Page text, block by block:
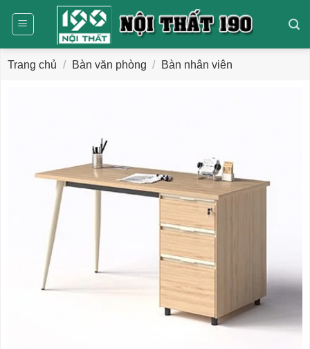
dung
Trang chủ / Bàn văn phòng / Bàn nhân viên